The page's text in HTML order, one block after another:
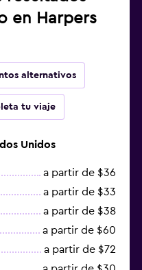
en Harpers
alternativos
tu viaje
Unidos
a partir de $36
a partir de $33
a partir de $38
a partir de $60
a partir de $72